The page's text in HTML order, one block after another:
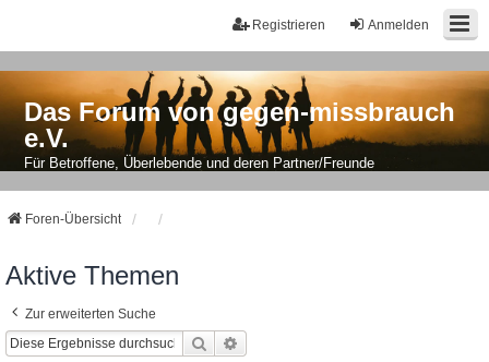
Anmelden
Registrieren
Das Forum von gegen-missbrauch
e.V.
Für Betroffene, Überlebende und deren Partner/Freunde
Foren-Übersicht
Aktive Themen
Zur erweiterten Suche
Suche